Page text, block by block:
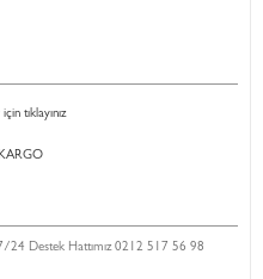
tıklayınız
7/24 Destek Hattımız 0212 517 56 98